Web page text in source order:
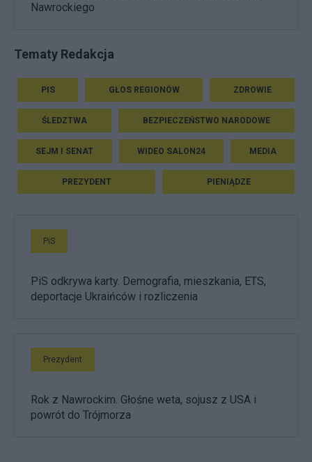
Nawrockiego
Tematy Redakcja
PIS GŁOS REGIONÓW ZDROWIE
ŚLEDZTWA BEZPIECZEŃSTWO NARODOWE
SEJM I SENAT WIDEO SALON24 MEDIA
PREZYDENT PIENIĄDZE
PiS
PiS odkrywa karty. Demografia, mieszkania, ETS,
deportacje Ukraińców i rozliczenia
Prezydent
Rok z Nawrockim. Głośne weta, sojusz z USA i
powrót do Trójmorza